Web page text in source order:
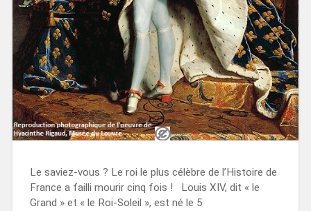
Le saviez-vous ? Le roi le plus célèbre de l’Histoire de
France a failli mourir cinq fois ! Louis XIV, dit « le
Grand » et « le Roi-Soleil », est né le 5